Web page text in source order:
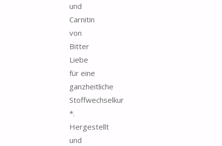
und
Carnitin
von
Bitter
Liebe
für eine
ganzheitliche
Stoffwechselkur
*.
Hergestellt
und